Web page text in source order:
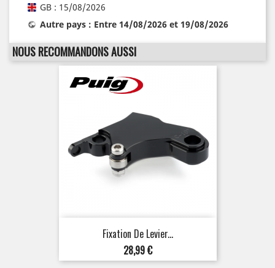
GB : 15/08/2026
Autre pays : Entre 14/08/2026 et 19/08/2026
NOUS RECOMMANDONS AUSSI
Fixation De Levier...
Prix
28,99 €